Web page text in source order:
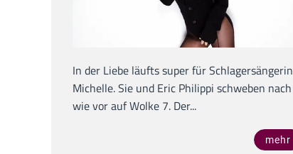
In der Liebe läufts super für Schlagersängerin
Michelle. Sie und Eric Philippi schweben nach
wie vor auf Wolke 7. Der...
mehr